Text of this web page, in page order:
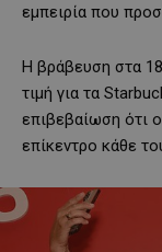
εμπειρία που
Η βράβευση στα
τιμή για τα
επιβεβαίωση ότι
επίκεντρο κάθε